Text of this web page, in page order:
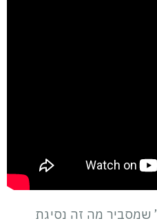
שמסביר מה זה נסיגת